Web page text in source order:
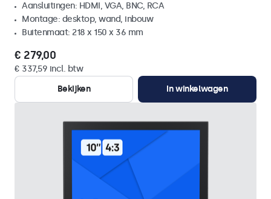
Aansluitingen: HDMI, VGA, BNC, RCA
Montage: desktop, wand, inbouw
Buitenmaat: 218 x 150 x 36 mm
€ 279,00
€ 337,59 incl. btw
Bekijken
In winkelwagen